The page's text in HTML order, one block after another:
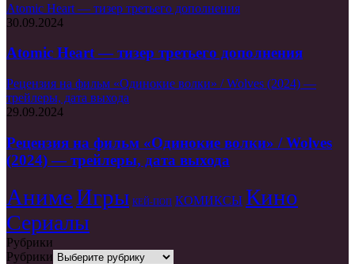
Atomic Heart — тизер третьего дополнения
30.09.2024
Atomic Heart — тизер третьего дополнения
Рецензия на фильм «Одинокие волки» / Wolves (2024) —
трейлеры, дата выхода
29.09.2024
Рецензия на фильм «Одинокие волки» / Wolves
(2024) — трейлеры, дата выхода
АнимеИгры КЕЙ-ПОП КОМИКСЫ Кино
Сериалы
Рубрики
Рубрики